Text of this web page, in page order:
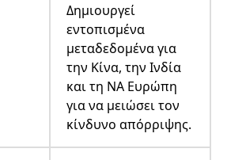
Δημιουργεί
εντοπισμένα
μεταδεδομένα για
την Κίνα, την Ινδία
και τη ΝΑ Ευρώπη
για να μειώσει τον
κίνδυνο απόρριψης.